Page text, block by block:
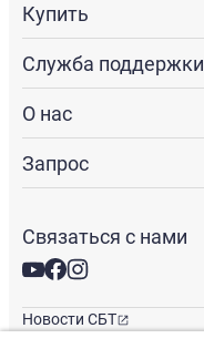
Купить
Служба поддержки
О нас
Запрос
Связаться с нами
Новости СБТ